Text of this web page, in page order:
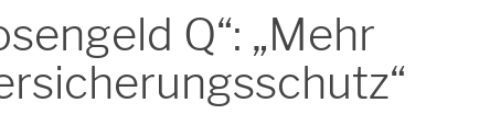
Q“: „Mehr